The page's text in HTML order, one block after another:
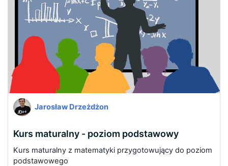
Jarosław Drzeżdżon
Kurs maturalny - poziom podstawowy
Kurs maturalny z matematyki przygotowujący do poziom
podstawowego